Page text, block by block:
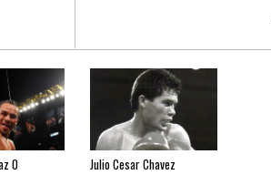
0 Julio Cesar Chavez